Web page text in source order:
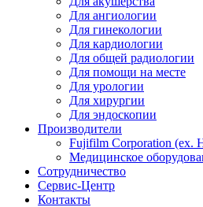
Для ангиологии
Для гинекологии
Для кардиологии
Для общей радиологии
Для помощи на месте
Для урологии
Для хирургии
Для эндоскопии
Производители
Fujifilm Corporation (ex.
Медицинское
Сотрудничество
Сервис-Центр
Контакты